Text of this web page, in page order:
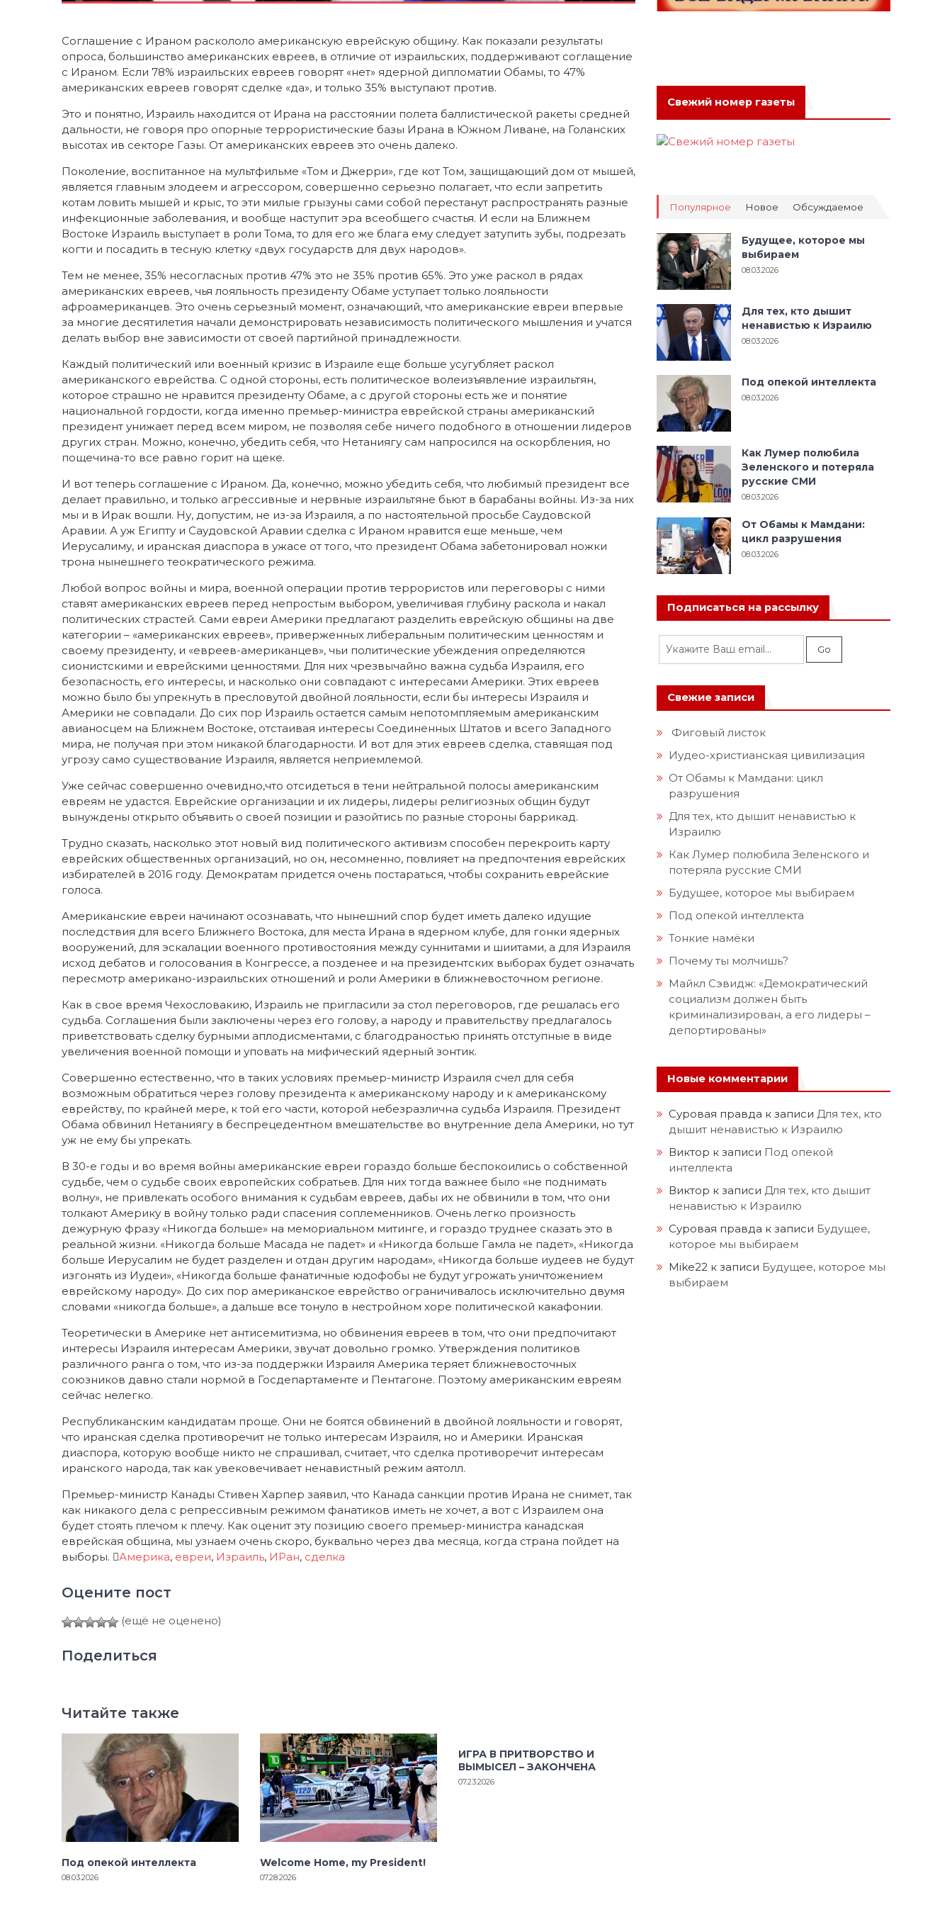
Соглашение с Ираном раскололо американскую еврейскую общину. Как показали результаты
опроса, большинство американских евреев, в отличие от израильских, поддерживают соглащение
с Ираном. Если 78% израильских евреев говорят «нет» ядерной дипломатии Обамы, то 47%
американских евреев говорят сделке «да», и только 35% выступают против.
Это и понятно, Израиль находится от Ирана на расстоянии полета баллистической ракеты средней
дальности, не говоря про опорные террористические базы Ирана в Южном Ливане, на Голанских
высотах ив секторе Газы. От американских евреев это очень далеко.
Поколение, воспитанное на мультфильме «Том и Джерри», где кот Том, защищающий дом от мышей,
является главным злодеем и агрессором, совершенно серьезно полагает, что если запретить
котам ловить мышей и крыс, то эти милые грызуны сами собой перестанут распространять разные
инфекционные заболевания, и вообще наступит эра всеобщего счастья. И если на Ближнем
Востоке Израиль выступает в роли Тома, то для его же блага ему следует затупить зубы, подрезать
когти и посадить в тесную клетку «двух государств для двух народов».
Тем не менее, 35% несогласных против 47% это не 35% против 65%. Это уже раскол в рядах
американских евреев, чья лояльность президенту Обаме уступает только лояльности
афроамериканцев. Это очень серьезный момент, означающий, что американские евреи впервые
за многие десятилетия начали демонстрировать независимость политического мышления и учатся
делать выбор вне зависимости от своей партийной принадлежности.
Каждый политический или военный кризис в Израиле еще больше усугубляет раскол
американского еврейства. С одной стороны, есть политическое волеизъявление израильтян,
которое страшно не нравится президенту Обаме, а с другой стороны есть же и понятие
национальной гордости, когда именно премьер-министра еврейской страны американский
президент унижает перед всем миром, не позволяя себе ничего подобного в отношении лидеров
других стран. Можно, конечно, убедить себя, что Нетаниягу сам напросился на оскорбления, но
пощечина-то все равно горит на щеке.
И вот теперь соглашение с Ираном. Да, конечно, можно убедить себя, что любимый президент все
делает правильно, и только агрессивные и нервные израильтяне бьют в барабаны войны. Из-за них
мы и в Ирак вошли. Ну, допустим, не из-за Израиля, а по настоятельной просьбе Саудовской
Аравии. А уж Египту и Саудовской Аравии сделка с Ираном нравится еще меньше, чем
Иерусалиму, и иранская диаспора в ужасе от того, что президент Обама забетонировал ножки
трона нынешнего теократического режима.
Любой вопрос войны и мира, военной операции против террористов или переговоры с ними
ставят американских евреев перед непростым выбором, увеличивая глубину раскола и накал
политических страстей. Сами евреи Америки предлагают разделить еврейскую общины на две
категории – «американских евреев», приверженных либеральным политическим ценностям и
своему президенту, и «евреев-американцев», чьи политические убеждения определяются
сионистскими и еврейскими ценностями. Для них чрезвычайно важна судьба Израиля, его
безопасность, его интересы, и насколько они совпадают с интересами Америки. Этих евреев
можно было бы упрекнуть в пресловутой двойной лояльности, если бы интересы Израиля и
Америки не совпадали. До сих пор Израиль остается самым непотомпляемым американским
авианосцем на Ближнем Востоке, отстаивая интересы Соединенных Штатов и всего Западного
мира, не получая при этом никакой благодарности. И вот для этих евреев сделка, ставящая под
угрозу само существование Израиля, является неприемлемой.
Уже сейчас совершенно очевидно,что отсидеться в тени нейтральной полосы американским
евреям не удастся. Еврейские организации и их лидеры, лидеры религиозных общин будут
вынуждены открыто объявить о своей позиции и разойтись по разные стороны баррикад.
Трудно сказать, насколько этот новый вид политического активизм способен перекроить карту
еврейских общественных организаций, но он, несомненно, повлияет на предпочтения еврейских
избирателей в 2016 году. Демократам придется очень постараться, чтобы сохранить еврейские
голоса.
Американские евреи начинают осознавать, что нынешний спор будет иметь далеко идущие
последствия для всего Ближнего Востока, для места Ирана в ядерном клубе, для гонки ядерных
вооружений, для эскалации военного противостояния между суннитами и шиитами, а для Израиля
исход дебатов и голосования в Конгрессе, а позденее и на президентских выборах будет означать
пересмотр американо-израильских отношений и роли Америки в ближневосточном регионе.
Как в свое время Чехословакию, Израиль не пригласили за стол переговоров, где решалась его
судьба. Соглашения были заключены через его голову, а народу и правительству предлагалось
приветствовать сделку бурными аплодисментами, с благодраностью принять отступные в виде
увеличения военной помощи и уповать на мифический ядерный зонтик.
Совершенно естественно, что в таких условиях премьер-министр Израиля счел для себя
возможным обратиться через голову президента к американскому народу и к американскому
еврейству, по крайней мере, к той его части, которой небезразлична судьба Израиля. Президент
Обама обвинил Нетаниягу в беспрецедентном вмешательстве во внутренние дела Америки, но тут
уж не ему бы упрекать.
В 30-е годы и во время войны американские евреи гораздо больше беспокоились о собственной
судьбе, чем о судьбе своих европейских собратьев. Для них тогда важнее было «не поднимать
волну», не привлекать особого внимания к судьбам евреев, дабы их не обвинили в том, что они
толкают Америку в войну только ради спасения соплеменников. Очень легко произность
дежурную фразу «Никогда больше» на мемориальном митинге, и гораздо труднее сказать это в
реальной жизни. «Никогда больше Масада не падет» и «Никогда больше Гамла не падет», «Никогда
больше Иерусалим не будет разделен и отдан другим народам», «Никогда больше иудеев не будут
изгонять из Иудеи», «Никогда больше фанатичные юдофобы не будут угрожать уничтожением
еврейскому народу». До сих пор американское еврейство ограничивалось исключительно двумя
словами «никогда больше», а дальше все тонуло в нестройном хоре политической какафонии.
Теоретически в Америке нет антисемитизма, но обвинения евреев в том, что они предпочитают
интересы Израиля интересам Америки, звучат довольно громко. Утверждения политиков
различного ранга о том, что из-за поддержки Израиля Америка теряет ближневосточных
союзников давно стали нормой в Госдепартаменте и Пентагоне. Поэтому американским евреям
сейчас нелегко.
Республиканским кандидатам проще. Они не боятся обвинений в двойной лояльности и говорят,
что иранская сделка противоречит не только интересам Израиля, но и Америки. Иранская
диаспора, которую вообще никто не спрашивал, считает, что сделка противоречит интересам
иранского народа, так как увековечивает ненавистный режим аятолл.
Премьер-министр Канады Стивен Харпер заявил, что Канада санкции против Ирана не снимет, так
как никакого дела с репрессивным режимом фанатиков иметь не хочет, а вот с Израилем она
будет стоять плечом к плечу. Как оценит эту позицию своего премьер-министра канадская
еврейская община, мы узнаем очень скоро, буквально через два месяца, когда страна пойдет на
выборы.
Америка, евреи, Израиль, ИРан, сделка
Оцените пост
(ещё не оценено)
Поделиться
Читайте также
Под опекой интеллекта
08.03.2026
Welcome Home, my President!
07.28.2026
ИГРА В ПРИТВОРСТВО И
ВЫМЫСЕЛ – ЗАКОНЧЕНА
07.23.2026
Свежий номер газеты
Популярное Новое Обсуждаемое
Будущее, которое мы
выбираем
08.03.2026
Для тех, кто дышит
ненавистью к Израилю
08.03.2026
Под опекой интеллекта
08.03.2026
Как Лумер полюбила
Зеленского и потеряла
русские СМИ
08.03.2026
От Обамы к Мамдани:
цикл разрушения
08.03.2026
Подписаться на рассылку
Свежие записи
Фиговый листок
Иудео-христианская цивилизация
От Обамы к Мамдани: цикл
разрушения
Для тех, кто дышит ненавистью к
Израилю
Как Лумер полюбила Зеленского и
потеряла русские СМИ
Будущее, которое мы выбираем
Под опекой интеллекта
Тонкие намёки
Почему ты молчишь?
Майкл Сэвидж: «Демократический
социализм должен быть
криминализирован, а его лидеры –
депортированы»
Новые комментарии
Суровая правда к записи Для тех, кто
дышит ненавистью к Израилю
Виктор к записи Под опекой
интеллекта
Виктор к записи Для тех, кто дышит
ненавистью к Израилю
Суровая правда к записи Будущее,
которое мы выбираем
Mike22 к записи Будущее, которое мы
выбираем